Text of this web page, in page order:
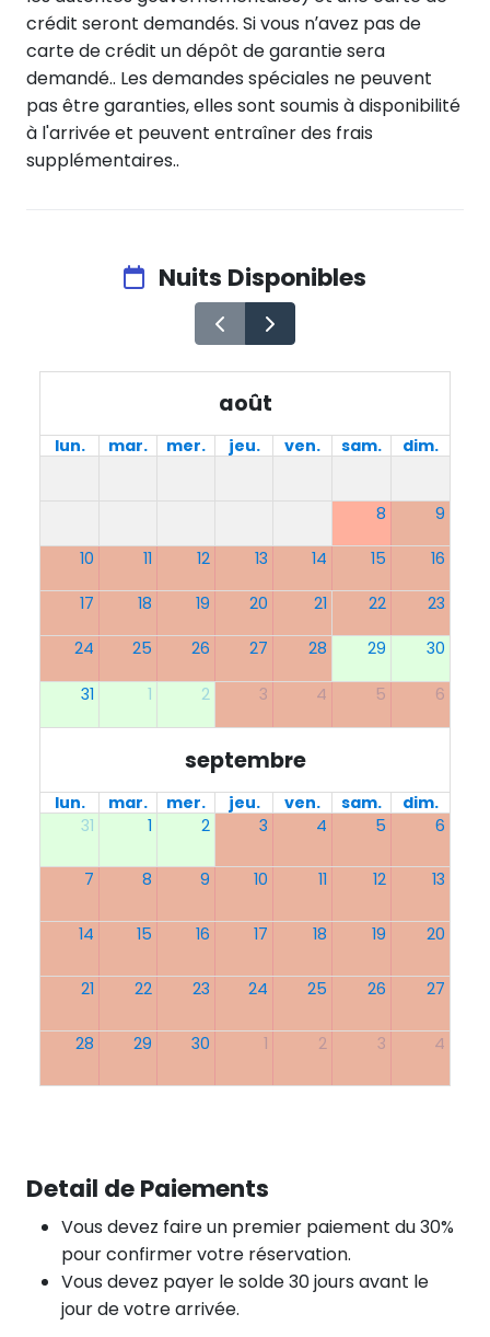
crédit seront demandés. Si vous n’avez pas de
carte de crédit un dépôt de garantie sera
demandé.. Les demandes spéciales ne peuvent
pas être garanties, elles sont soumis à disponibilité
à l'arrivée et peuvent entraîner des frais
supplémentaires..
Nuits Disponibles
août
lun. mar. mer. jeu. ven. sam. dim.
8 9
10 11 12 13 14 15 16
17 18 19 20 21 22 23
24 25 26 27 28 29 30
31 1 2 3 4 5 6
septembre
lun. mar. mer. jeu. ven. sam.
dim.
31
1 2 3 4 5 6
7 8 9 10 11 12 13
14 15 16 17 18 19 20
21 22 23 24 25 26 27
28 29 30 1 2 3 4
Detail de Paiements
Vous devez faire un premier paiement du 30%
pour confirmer votre réservation.
Vous devez payer le solde 30 jours avant le
jour de votre arrivée.